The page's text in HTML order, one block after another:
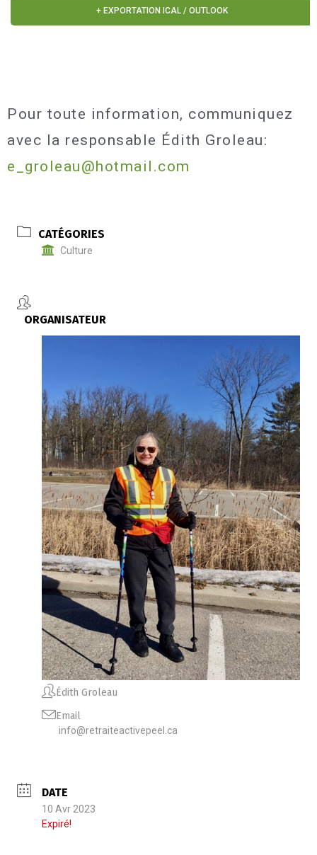
+ EXPORTATION ICAL / OUTLOOK
Pour toute information, communiquez
avec la responsable Édith Groleau:
e_groleau@hotmail.com
CATÉGORIES
Culture
ORGANISATEUR
Édith Groleau
Email
info@retraiteactivepeel.ca
DATE
10 Avr 2023
Expiré!